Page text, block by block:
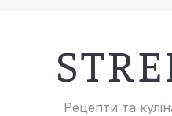
Рецепти та